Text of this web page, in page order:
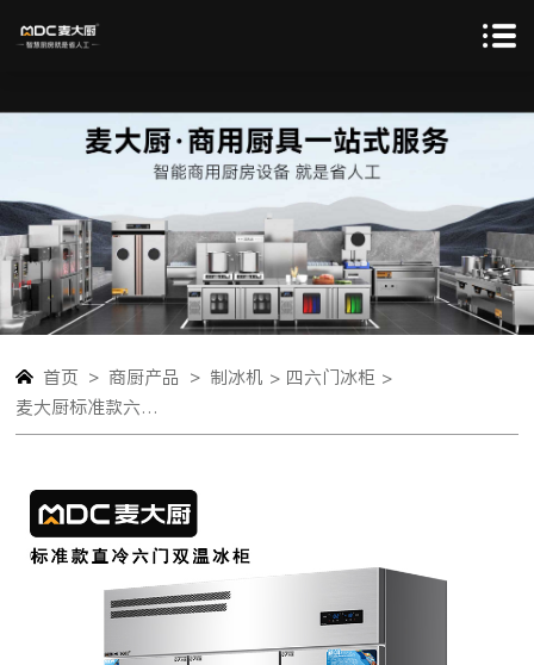
首页 > 商厨产品 > 制冰机 > 四六门冰柜 >
麦大厨标准款六门直冷立式双温冰柜